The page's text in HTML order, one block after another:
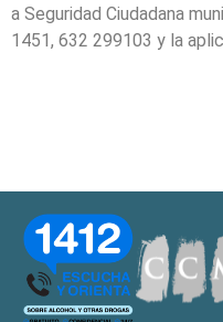
a Seguridad Ciudadana
1451, 632 299103 y la